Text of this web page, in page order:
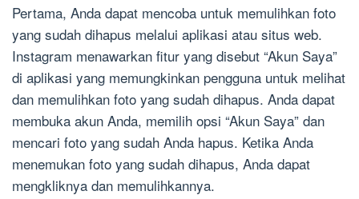
Pertama, Anda dapat mencoba untuk memulihkan foto
yang sudah dihapus melalui aplikasi atau situs web.
Instagram menawarkan fitur yang disebut “Akun Saya”
di aplikasi yang memungkinkan pengguna untuk melihat
dan memulihkan foto yang sudah dihapus. Anda dapat
membuka akun Anda, memilih opsi “Akun Saya” dan
mencari foto yang sudah Anda hapus. Ketika Anda
menemukan foto yang sudah dihapus, Anda dapat
mengkliknya dan memulihkannya.